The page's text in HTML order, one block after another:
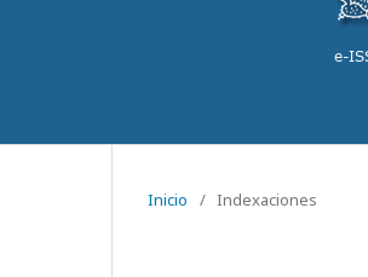
Inicio / Indexaciones